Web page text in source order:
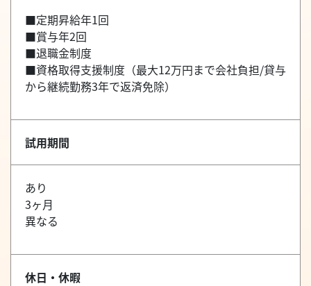
■定期昇給年1回
■賞与年2回
■退職金制度
■資格取得支援制度（最大12万円まで会社負担/貸与
から継続勤務3年で返済免除）
試用期間
あり
3ヶ月
異なる
休日・休暇